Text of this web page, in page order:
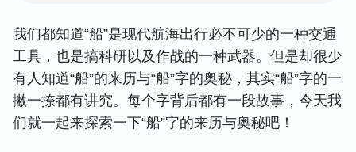
我们都知道“船”是现代航海出行必不可少的一种交通
工具，也是搞科研以及作战的一种武器。但是却很少
有人知道“船”的来历与“船”字的奥秘，其实“船”字的一
撇一捺都有讲究。每个字背后都有一段故事，今天我
们就一起来探索一下“船”字的来历与奥秘吧！